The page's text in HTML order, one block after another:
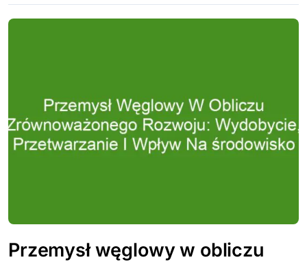
Przemysł węglowy w obliczu